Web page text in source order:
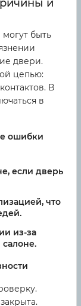
и
быть
двери.
цепью:
В
в
ошибки
если дверь
что
из-за